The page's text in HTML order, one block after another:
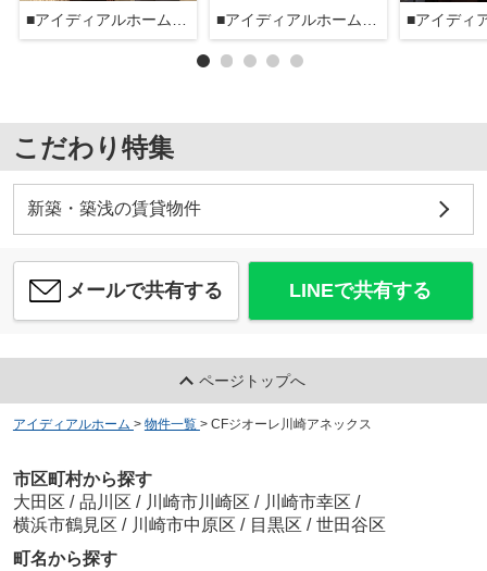
■アイディアルホーム大森本店■ ■アイディアルホーム大森本店■
こだわり特集
新築・築浅の賃貸物件
メールで共有する LINEで共有する
ページトップへ
アイディアルホーム > 物件一覧 > CFジオーレ川崎アネックス
市区町村から探す
大田区 / 品川区 / 川崎市川崎区 / 川崎市幸区 /
横浜市鶴見区 / 川崎市中原区 / 目黒区 / 世田谷区
町名から探す